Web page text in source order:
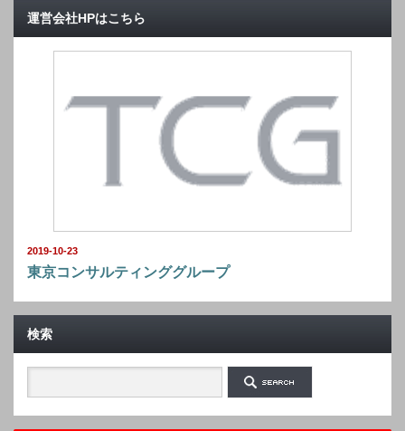
運営会社HPはこちら
2019-10-23
東京コンサルティンググループ
検索